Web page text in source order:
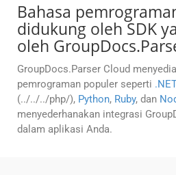
Bahasa
didukung oleh SDK
oleh
GroupDocs.Parser Cloud
pemrograman populer seperti .NET
(../../../php/), Python, Ruby, dan
menyederhanakan integrasi
dalam aplikasi Anda.